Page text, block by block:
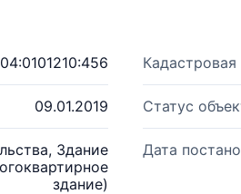
09.01.2019 Статус
Здание
здание)
Дата